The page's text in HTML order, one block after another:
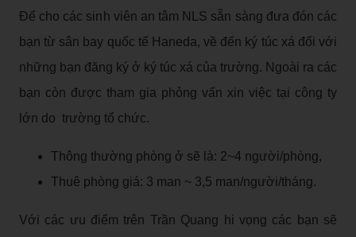
Để cho các sinh viên an tâm NLS sẵn sàng đưa đón các
bạn từ sân bay quốc tế Haneda, về đến ký túc xá đối với
những bạn đăng ký ở ký túc xá của trường. Ngoài ra các
bạn còn được tham gia phỏng vấn xin việc tại công ty
lớn do trường tổ chức.
Thông thường phòng ở sẽ là: 2~4 người/phòng,
Thuê phòng giá: 3 man ~ 3,5 man/người/tháng.
Với các ưu điểm trên Trần Quang hi vọng các bạn sẽ